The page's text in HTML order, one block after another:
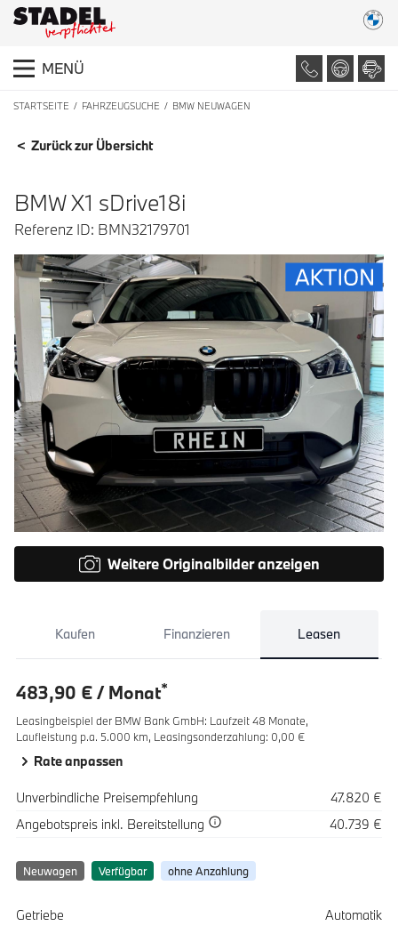
MENÜ
STARTSEITE FAHRZEUGSUCHE BMW NEUWAGEN
FAHRZEUGDETAILS
< Zurück zur Übersicht
BMW X1 sDrive18i
Referenz ID: BMN32179701
Weitere Originalbilder anzeigen
Kaufen Finanzieren Leasen
483,90 € / Monat*
Leasingbeispiel der BMW Bank GmbH: Laufzeit 48 Monate,
Laufleistung p.a. 5.000 km, Leasingsonderzahlung: 0,00 €
Rate anpassen
SpezifikationWert
Unverbindliche Preisempfehlung
47.820 €
Spezifikation Wert
Angebotspreis inkl. Bereitstellung 40.739 €
Neuwagen Verfügbar ohne Anzahlung
Spezifikation
Getriebe
Automatik